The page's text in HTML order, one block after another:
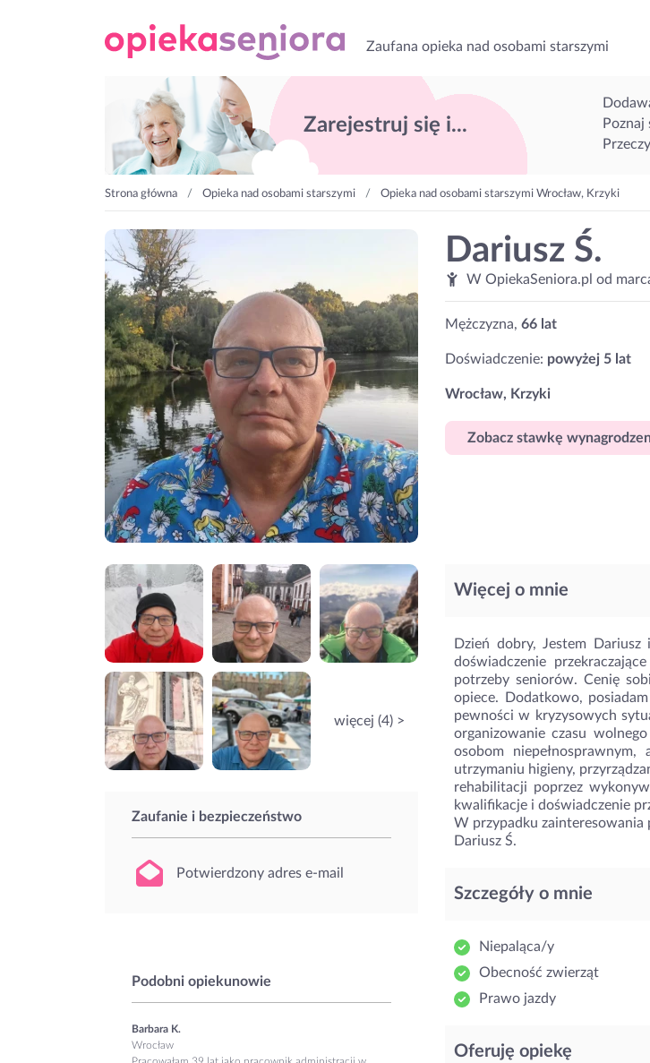
Zaufana opieka nad osobami starszymi
Zarejestruj się i...
Poznaj
Strona główna Opieka nad osobami starszymi Opieka nad osobami starszymi Wrocław, Krzyki
Dariusz Ś.
W OpiekaSeniora.pl od
Mężczyzna, 66 lat
Doświadczenie: powyżej 5 lat
Wrocław, Krzyki
Zobacz stawkę
więcej (4) >
Zaufanie i bezpieczeństwo
Potwierdzony adres e-mail
Podobni opiekunowie
Barbara K.
Wrocław
Więcej o mnie
Dzień dobry, Jestem
doświadczenie
potrzeby seniorów. Cenię
opiece. Dodatkowo,
pewności w kryzysowych
organizowanie czasu
osobom
utrzymaniu higieny,
rehabilitacji poprzez
kwalifikacje i doświadczenie
W przypadku
Dariusz Ś.
Szczegóły o mnie
Niepaląca/y
Obecność zwierząt
Prawo jazdy
Oferuję opiekę